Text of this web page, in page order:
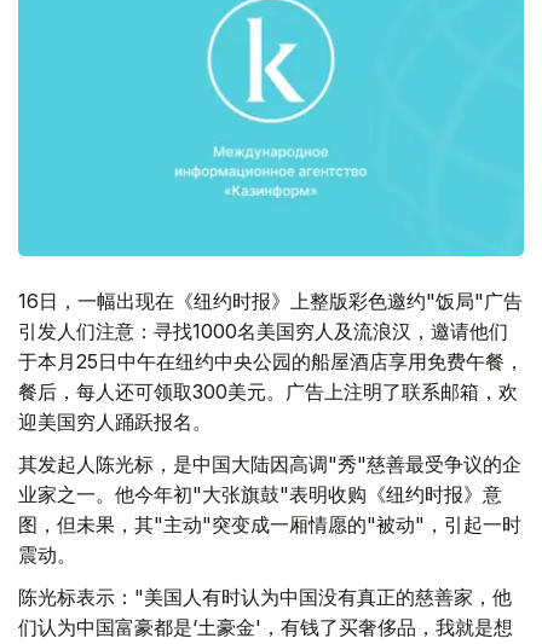
16日，一幅出现在《纽约时报》上整版彩色邀约"饭局"广告
引发人们注意：寻找1000名美国穷人及流浪汉，邀请他们
于本月25日中午在纽约中央公园的船屋酒店享用免费午餐，
餐后，每人还可领取300美元。广告上注明了联系邮箱，欢
迎美国穷人踊跃报名。
其发起人陈光标，是中国大陆因高调"秀"慈善最受争议的企
业家之一。他今年初"大张旗鼓"表明收购《纽约时报》意
图，但未果，其"主动"突变成一厢情愿的"被动"，引起一时
震动。
陈光标表示："美国人有时认为中国没有真正的慈善家，他
们认为中国富豪都是‘土豪金'，有钱了买奢侈品，我就是想